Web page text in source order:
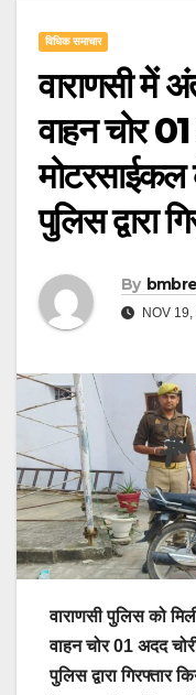
विधिक समाचार
वाराणसी में
वाहन चोर
पुलिस द्वारा
By
NOV
वाराणसी पुलिस को
वाहन चोर 01 अदद
पुलिस द्वारा गिरफ्तार